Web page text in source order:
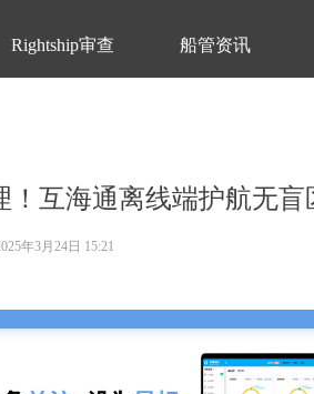
Rightship审查 船管资讯
！互海通离线端护航无盲
年3月24日 15:21